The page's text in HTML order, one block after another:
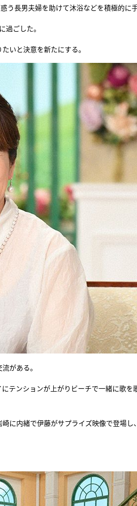
長男夫婦を助けて沐浴などを積極的に手
ごした。
いと決意を新たにする。
がある。
テンションが上がりビーチで一緒に歌を
に内緒で伊藤がサプライズ映像で登場し